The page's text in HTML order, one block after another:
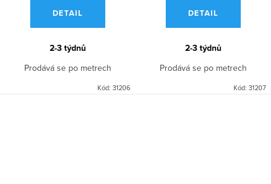
DETAIL
2-3 týdnů
Prodává se po metrech
Kód: 31206
DETAIL
2-3 týdnů
Prodává se po metrech
Kód: 31207